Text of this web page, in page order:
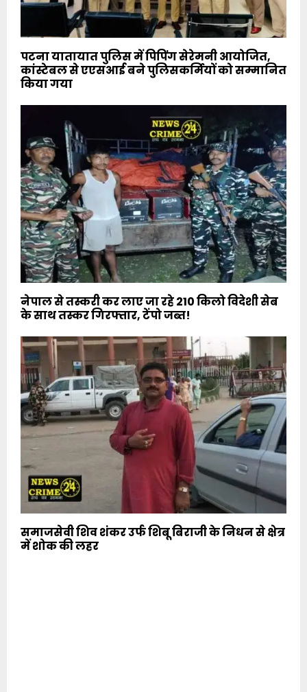
पटना यातायात पुलिस में पिपिंग सेरेमनी आयोजित,
कांस्टेबल से एएसआई बने पुलिसकर्मियों को सम्मानित
किया गया
नेपाल से तस्करी कर लाए जा रहे 210 किलो विदेशी सेब
के साथ तस्कर गिरफ्तार, टेंपो जब्त!
समाजसेवी शिव शंकर उर्फ शिबू बिराजी के निधन से क्षेत्र
में शोक की लहर